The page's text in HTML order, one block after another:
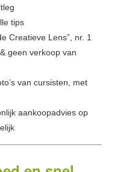
tips
Creatieve Lens”, nr. 1
geen verkoop van
van cursisten, met
aankoopadvies op